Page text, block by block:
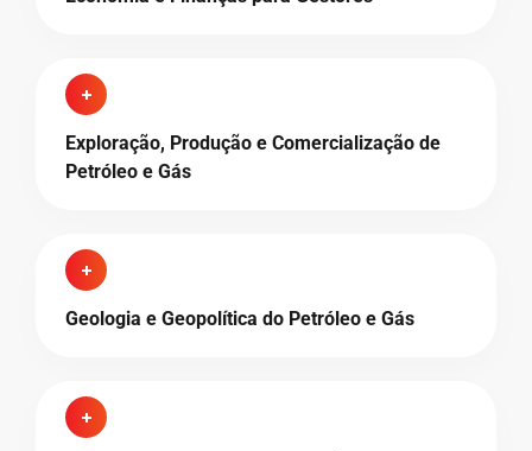
Exploração, Produção e Comercialização de
Petróleo e Gás
Geologia e Geopolítica do Petróleo e Gás